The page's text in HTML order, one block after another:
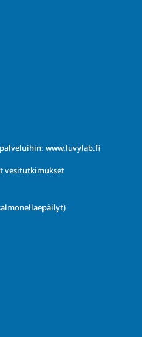
www.luvylab.fi
vesitutkimukset